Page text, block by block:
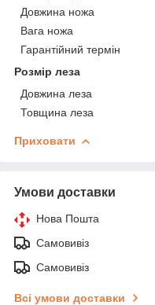
Довжина ножа
Вага ножа
Гарантійний термін
Розмір леза
Довжина леза
Товщина леза
Приховати
Умови доставки
Нова Пошта
Самовивіз
Самовивіз
Всі умови доставки